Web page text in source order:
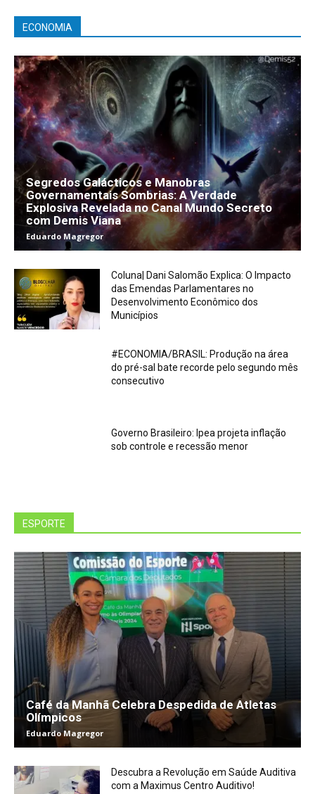
ECONOMIA
Segredos Galácticos e Manobras
Governamentais Sombrias: A Verdade
Explosiva Revelada no Canal Mundo Secreto
com Demis Viana
Eduardo Magregor
Coluna| Dani Salomão Explica: O Impacto
das Emendas Parlamentares no
Desenvolvimento Econômico dos
Municípios
#ECONOMIA/BRASIL: Produção na área
do pré-sal bate recorde pelo segundo mês
consecutivo
Governo Brasileiro: Ipea projeta inflação
sob controle e recessão menor
ESPORTE
Café da Manhã Celebra Despedida de Atletas
Olímpicos
Eduardo Magregor
Descubra a Revolução em Saúde Auditiva
com a Maximus Centro Auditivo!